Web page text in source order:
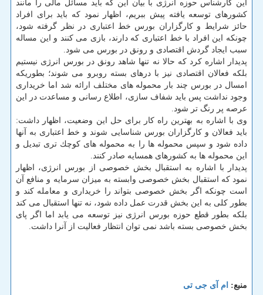
این كارشناس حوزه انرژی با بیان این كه باید مسائل مالی را مانند
كشورهای توسعه یافته پیش ببریم، اظهار نمود كه باید برای افراد
حائز شرایط و كارگزاران بورس خط اعتباری در نظر گرفته شود،
چونكه این افراد با خط اعتباری كه دارند، بازی می كنند و این مساله
سبب ایجاد گردش اقتصادی و رونق در بورس می شود.
پدیدار اشاره كرد كه حالا نه تنها شاهد رونق در بورس انرژی نیستیم
بلكه فعالان اقتصادی نیز با درهای بسته روبرو می شوند؛ بطوریكه
امسال در بورس چند بار محموله های مختلف ارائه شد اما خریداری
وجود نداشت پس باید شفاف سازی، اطلاع رسانی و مساعدت در این
عرصه پر رنگ تر شود.
وی با اشاره به بهترین راه كار برای حل این وضعیت، اظهار داشت:
باید فعالان و كارگزاران بورس شناسایی شوند و خط اعتباری به آنها
داده شود و سپس محموله ها را به محموله های كوچك تری تبدیل و
این محموله ها به كشورهای همسایه صادر كنند.
پدیدار با اشاره به استقبال بخش خصوصی از بورس انرژی، اظهار
نمود كه استقبال بخش خصوصی وابسته به میزان سرمایه و منافع آن
است چونكه اگر بخش خصوصی بتواند را خریداری و معامله كند و
بطور كلی به این بخش قدرت عمل داده شود، نه تنها استقبال می كند
بلكه بطور قطع حوزه بورس انرژی نیز توسعه می یابد اما اگر پای
بخش خصوصی بسته باشد نمی توان انتظار فعالیت از آنرا داشت.
منبع: ام آی جی تی